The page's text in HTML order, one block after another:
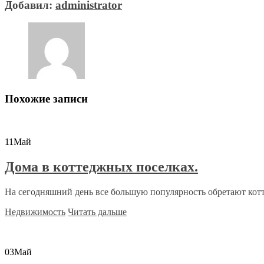
Добавил: administrator
Похожие записи
11Май
Дома в коттеджных поселках.
На сегодняшний день все большую популярность обретают
Недвижимость Читать дальше
03Май